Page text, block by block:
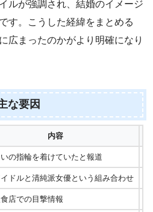
ルが強調され、結婚のイメージ
す。こうした経緯をまとめる
広まったのかがより明確になり
な要因
内容
の指輪を着けていたと報道
ドルと清純派女優という組み合わせ
店での目撃情報